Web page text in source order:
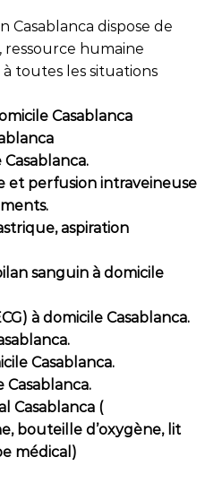
Casablanca dispose de
humaine
toutes les situations
Casablanca
et perfusion intraveineuse
aspiration
sanguin à domicile
à domicile Casablanca.
Casablanca.
Casablanca.
Casablanca (
bouteille d’oxygène, lit
médical)